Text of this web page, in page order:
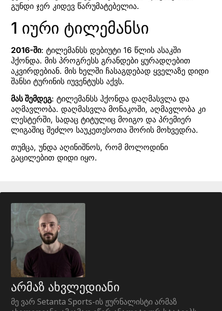
გუნდი ჯერ კიდევ წარუმატებელია.
1 იური ტილემანსი
2016-ში: ტილემანსს დებიუტი 16 წლის ასაკში
ჰქონდა. მის პროგრესს გრანდები ყურადღებით
აკვირდებიან. მის ხელში ჩასაგდებად ყველაზე დიდი
შანსი ტურინის იუვენტუსს აქვს.
მას შემდეგ: ტილემანსს ჰქონდა დაღმასვლა და
აღმავლობა. დაღმასვლა მონაკოში, აღმავლობა კი
ლესტერში, სადაც ტიტულიც მოიგო და პრემიერ
ლიგაშიც შეძლო საუკეთესოთა შორის მოხვედრა.
თუმცა, უნდა აღინიშნოს, რომ მოლოდინი
გაცილებით დიდი იყო.
არმაზ ახვლედიანი
მე ვარ Setanta Sports-ის ჟურნალისტი არმაზ